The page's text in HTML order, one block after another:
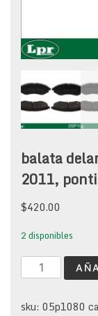
balata
2011,
$420.00
2 disponibles
balata
delantera
spark
sku: 05p1080